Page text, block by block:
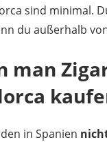
sind minimal.
du außerhalb
man
in Spanien